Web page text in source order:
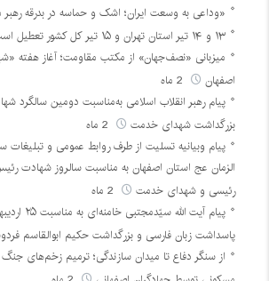
«وداعی به وسعت ایران؛ اشک و حماسه در بدرقه رهبر
۱۳ و ۱۴ تیر استان تهران و ۱۵ تیر کل کشور تعطیل است
میزبانی «نصف‌جهان» از مکتب مقاومت؛ آغاز هفته
اصفهان
پیام رهبر انقلاب اسلامی به‌مناسبت دومین سالگرد
بزرگداشت شهدای خدمت
پیام وبیانیه تسلیت از طرف روابط عمومی و
الزمان عج استان اصفهان به مناسبت سالروز شهادت
رئیسی و شهدای خدمت
پیام آیت الله
پاسداشت زبان فارسی و بزرگداشت حکیم ابوالقاسم